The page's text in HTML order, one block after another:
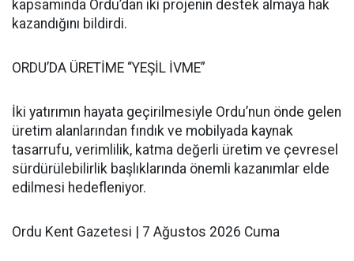
kapsamında Ordu’dan iki projenin destek almaya hak
kazandığını bildirdi.
ORDU’DA ÜRETİME “YEŞİL İVME”
İki yatırımın hayata geçirilmesiyle Ordu’nun önde gelen
üretim alanlarından fındık ve mobilyada kaynak
tasarrufu, verimlilik, katma değerli üretim ve çevresel
sürdürülebilirlik başlıklarında önemli kazanımlar elde
edilmesi hedefleniyor.
Ordu Kent Gazetesi | 7 Ağustos 2026 Cuma